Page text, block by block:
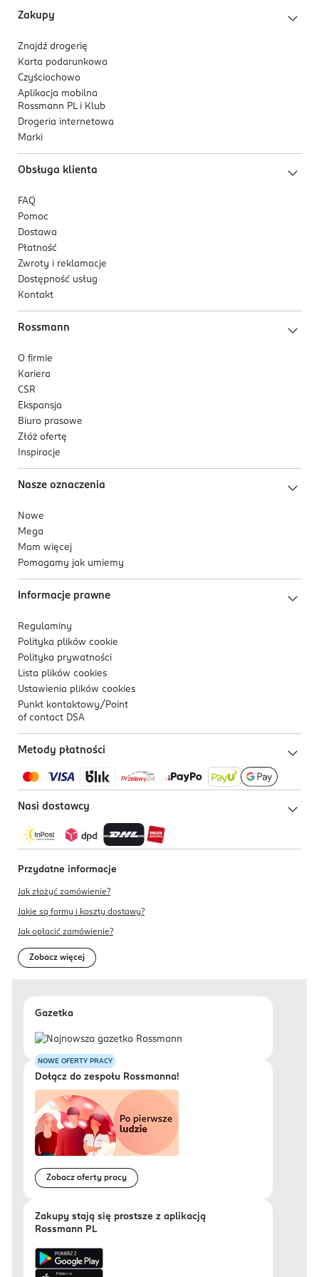
Zakupy
Znajdź drogerię
Karta podarunkowa
Czyściochowo
Aplikacja mobilna
Rossmann PL i Klub
Drogeria internetowa
Marki
Obsługa klienta
FAQ
Pomoc
Dostawa
Płatność
Zwroty i reklamacje
Dostępność usług
Kontakt
Rossmann
O firmie
Kariera
CSR
Ekspansja
Biuro prasowe
Złóż ofertę
Inspiracje
Nasze oznaczenia
Nowe
Mega
Mam więcej
Pomagamy jak umiemy
Informacje prawne
Regulaminy
Polityka plików cookie
Polityka prywatności
Lista plików cookies
Ustawienia plików cookies
Punkt kontaktowy/ Point
of contact DSA
Metody płatności
Nasi dostawcy
Przydatne informacje
Jak złożyć zamówienie?
Jakie są formy i koszty dostawy?
Jak opłacić zamówienie?
Zobacz więcej
Gazetka
NOWE OFERTY PRACY
Dołącz do zespołu Rossmanna!
Zobacz oferty pracy
Zakupy stają się prostsze z aplikacją
Rossmann PL